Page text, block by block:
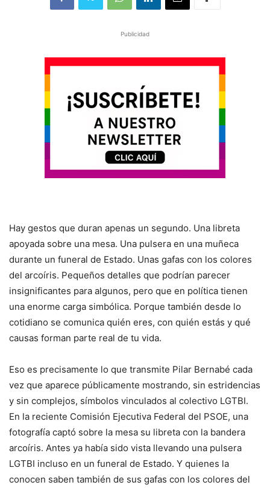
Publicidad
Hay gestos que duran apenas un segundo. Una libreta
apoyada sobre una mesa. Una pulsera en una muñeca
durante un funeral de Estado. Unas gafas con los colores
del arcoíris. Pequeños detalles que podrían parecer
insignificantes para algunos, pero que en política tienen
una enorme carga simbólica. Porque también desde lo
cotidiano se comunica quién eres, con quién estás y qué
causas forman parte real de tu vida.
Eso es precisamente lo que transmite Pilar Bernabé cada
vez que aparece públicamente mostrando, sin estridencias
y sin complejos, símbolos vinculados al colectivo LGTBI.
En la reciente Comisión Ejecutiva Federal del PSOE, una
fotografía captó sobre la mesa su libreta con la bandera
arcoíris. Antes ya había sido vista llevando una pulsera
LGTBI incluso en un funeral de Estado. Y quienes la
conocen saben también de sus gafas con los colores del